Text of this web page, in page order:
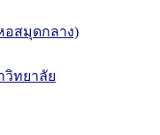
อสมุดกลาง)
ทยาลัย